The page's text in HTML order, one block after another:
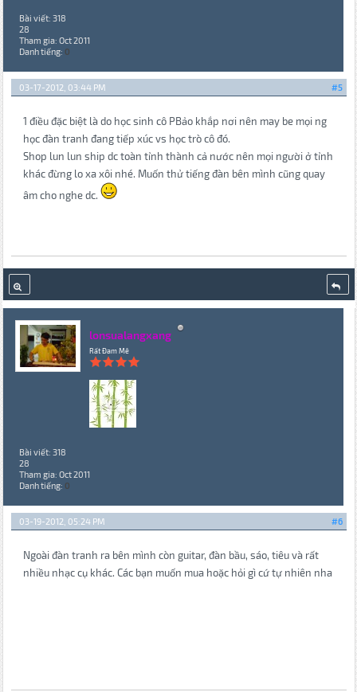
Bài viết: 318
28
Tham gia: Oct 2011
Danh tiếng: 0
#5
03-17-2012, 03:44 PM
1 điều đặc biệt là do học sinh cô PBảo khắp nơi nên may be mọi ng
học đàn tranh đang tiếp xúc vs học trò cô đó.
Shop lun lun ship dc toàn tỉnh thành cả nước nên mọi người ở tỉnh
khác đừng lo xa xôi nhé. Muốn thử tiếng đàn bên mình cũng quay
âm cho nghe dc.
lonsualangxang
Rất Đam Mê
Bài viết: 318
28
Tham gia: Oct 2011
Danh tiếng: 0
#6
03-19-2012, 05:24 PM
Ngoài đàn tranh ra bên mình còn guitar, đàn bầu, sáo, tiêu và rất
nhiều nhạc cụ khác. Các bạn muốn mua hoặc hỏi gì cứ tự nhiên nha